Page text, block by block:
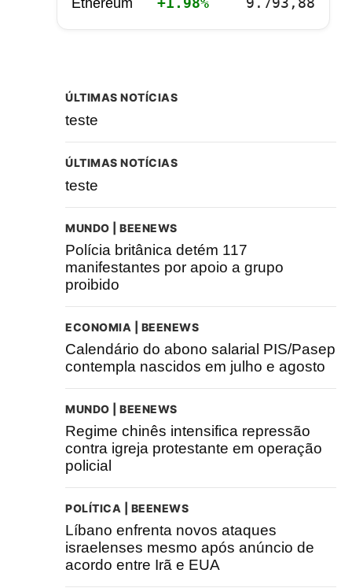
Ethereum
ÚLTIMAS NOTÍCIAS
teste
ÚLTIMAS NOTÍCIAS
teste
MUNDO | BEENEWS
Polícia britânica detém 117
manifestantes por apoio a grupo
proibido
ECONOMIA | BEENEWS
Calendário do abono salarial PIS/Pasep
contempla nascidos em julho e agosto
MUNDO | BEENEWS
Regime chinês intensifica repressão
contra igreja protestante em operação
policial
POLÍTICA | BEENEWS
Líbano enfrenta novos ataques
israelenses mesmo após anúncio de
acordo entre Irã e EUA